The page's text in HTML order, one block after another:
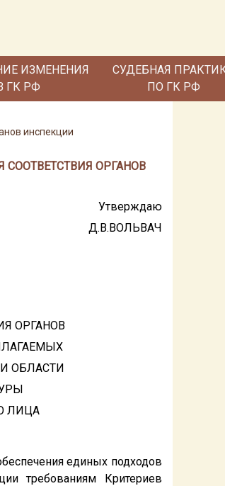
ИЗМЕНЕНИЯ
ГК РФ
СУДЕБНАЯ
ПО ГК РФ
инспекции
ОРГАНОВ
Утверждаю
Д.В.ВОЛЬВАЧ
ОРГАНОВ
ОБЛАСТИ
ЛИЦА
единых подходов
требованиям Критериев